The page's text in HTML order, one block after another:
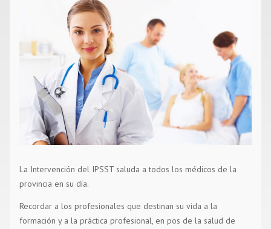
La Intervención del IPSST saluda a todos los médicos de la
provincia en su día.
Recordar a los profesionales que destinan su vida a la
formación y a la práctica profesional, en pos de la salud de